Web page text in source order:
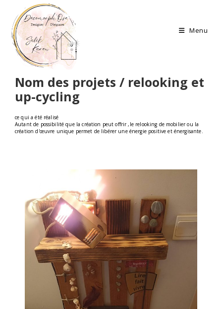
Menu
Nom des projets / relooking et
up-cycling
ce qui a été réalisé
Autant de possibilité que la création peut offrir ,le relooking de mobilier ou la
création d'œuvre unique permet de libérer une énergie positive et énergisante.